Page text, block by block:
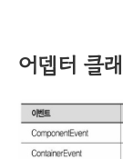
어뎁터 클